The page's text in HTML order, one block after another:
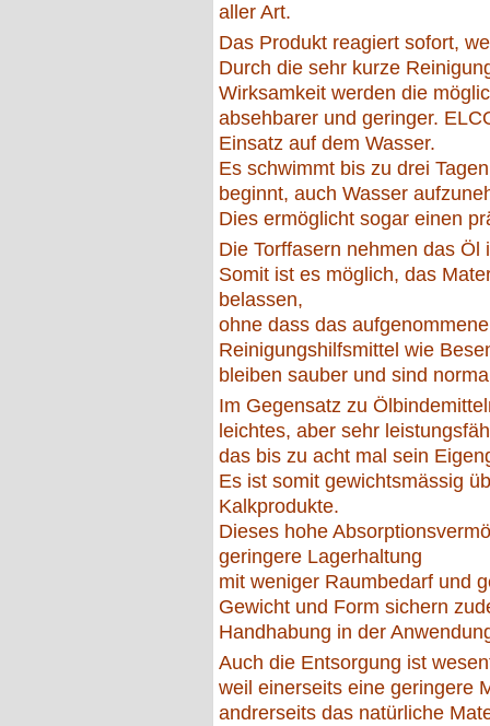
aller Art.
Das Produkt reagiert sofort,
Durch die sehr kurze
Wirksamkeit werden die
absehbarer und geringer.
Einsatz auf dem Wasser.
Es schwimmt bis zu drei
beginnt, auch Wasser
Dies ermöglicht sogar einen
Die Torffasern nehmen das
Somit ist es möglich, das
belassen,
ohne dass das
Reinigungshilfsmittel wie
bleiben sauber und sind
Im Gegensatz zu
leichtes, aber sehr
das bis zu acht mal sein
Es ist somit gewichtsmässig
Kalkprodukte.
Dieses hohe
geringere Lagerhaltung
mit weniger Raumbedarf und
Gewicht und Form sichern
Handhabung in der
Auch die Entsorgung ist
weil einerseits eine geringere
andrerseits das natürliche